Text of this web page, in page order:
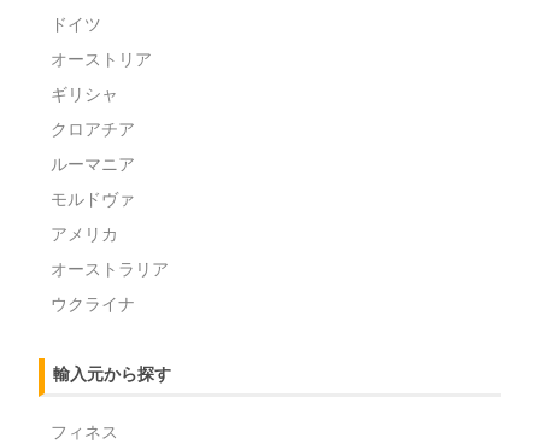
ドイツ
オーストリア
ギリシャ
クロアチア
ルーマニア
モルドヴァ
アメリカ
オーストラリア
ウクライナ
輸入元から探す
フィネス